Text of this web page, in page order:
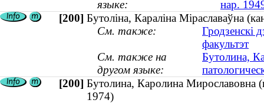
языке:
нар.
[200] Бутоліна, Караліна Міраславаўна
См. также:
Гродзенскі
факультэт
См. также на
другом языке:
Бутолина,
[200] Бутолина, Каролина Мирославовна
1974)